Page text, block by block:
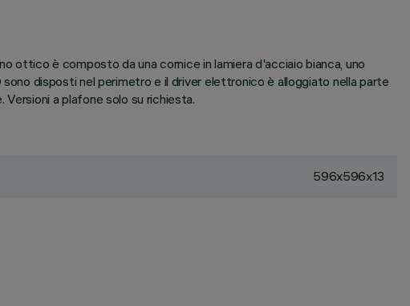
ottico è composto da una cornice in lamiera d'acciaio bianca, uno
disposti nel perimetro e il driver elettronico è alloggiato nella parte
a plafone solo su richiesta.
596x596x13